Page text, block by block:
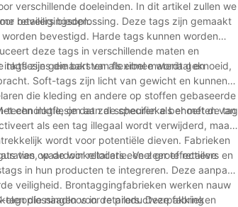
verschillende doeleinden. In dit artikel zullen we
retailers bieden.
beveiligingsoplossing. Deze tags zijn gemaakt
bevestigd. Harde tags kunnen worden
deze tags in verschillende maten en
die barsten als ermee wordt geknoeid,
zijn gemaakt van flexibel materiaal en
Soft-tags zijn licht van gewicht en kunnen
die kleding en andere op stoffen gebaseerde
om aan de specifieke behoeften van
een inktflesje dat zal scheuren als er met de tag
als een tag illegaal wordt verwijderd, maar
wordt voor potentiële dieven. Fabrieken
waardoor retailers een zeer effectieve
van op de winkellocatie. Veel grote retailers en
in hun producten te integreren. Deze aanpak
veiligheid. Brontaggingfabrieken werken nauw
die naadloos in de productverpakking
voor retailers. Deze fabrieken